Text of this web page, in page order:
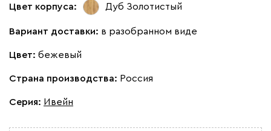
Цвет корпуса: Дуб Золотистый
Вариант доставки: в разобранном виде
Цвет: бежевый
Страна производства: Россия
Серия: Ивейн